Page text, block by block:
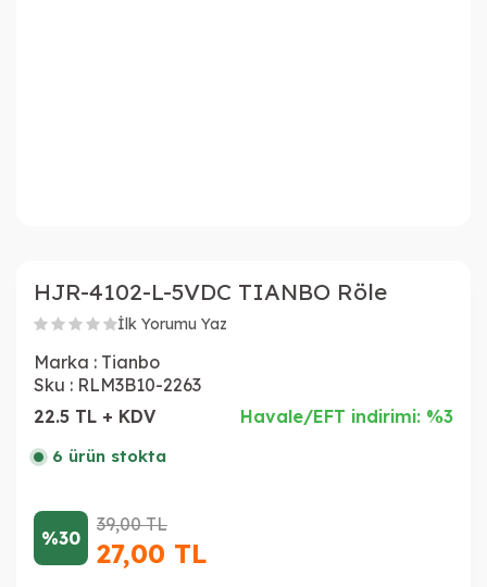
HJR-4102-L-5VDC TIANBO Röle
İlk Yorumu Yaz
Marka : Tianbo
Sku : RLM3B10-2263
22.5 TL + KDV
Havale/EFT indirimi: %3
6 ürün stokta
%30
39,00TL
27,00 TL